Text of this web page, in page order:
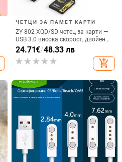
ЧЕТЦИ ЗА ПАМЕТ КАРТИ
ZY-802 XQD/SD четец за карти —
USB 3.0 висока скорост, двойен
интерфейс Type-C и USB,
алуминиев сплав + ABS
24.71€/48.33 лв
add_shopping_cart